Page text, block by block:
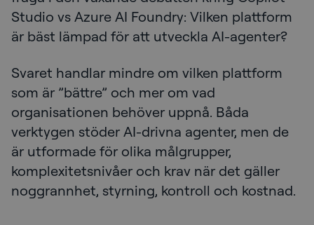
Studio vs Azure AI Foundry: Vilken plattform
är bäst lämpad för att utveckla AI-agenter?
Svaret handlar mindre om vilken plattform
som är ”bättre” och mer om vad
organisationen behöver uppnå. Båda
verktygen stöder AI-drivna agenter, men de
är utformade för olika målgrupper,
komplexitetsnivåer och krav när det gäller
noggrannhet, styrning, kontroll och kostnad.